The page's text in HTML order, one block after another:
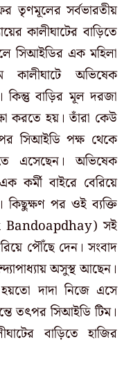
তৃণমূলের সর্বভারতীয়
কালীঘাটের বাড়িতে
সিআইডির এক মহিলা
অভিষেক
কিন্তু বাড়ির মূল দরজা
করতে হয়। তাঁরা কেউ
সিআইডি পক্ষ থেকে
এসেছেন। অভিষেক
কর্মী বাইরে বেরিয়ে
কিছুক্ষণ পর ওই ব্যক্তি
Bandoapdhay) সই
পৌঁছে দেন। সংবাদ
অসুস্থ আছেন।
দাদা নিজে এসে
তৎপর সিআইডি টিম।
বাড়িতে হাজির